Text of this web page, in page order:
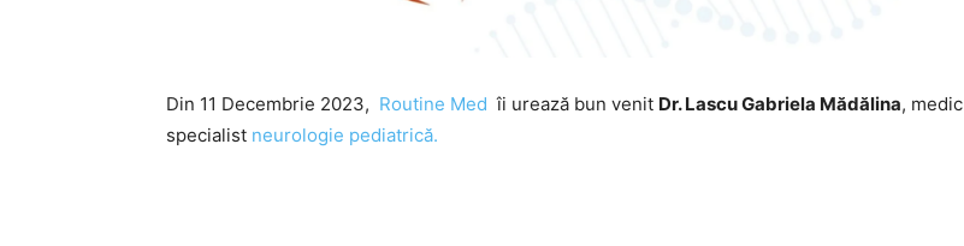
Din 11 Decembrie 2023, Routine Med îi urează bun venit Dr. Lascu Gabriela Mădălina, medic
specialist neurologie pediatrică.